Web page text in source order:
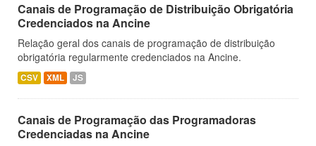
Canais de Programação de Distribuição Obrigatória
Credenciados na Ancine
Relação geral dos canais de programação de distribuição
obrigatória regularmente credenciados na Ancine.
CSV XML JS
Canais de Programação das Programadoras
Credenciadas na Ancine